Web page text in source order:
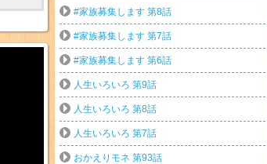
#家族募集します 第8話
#家族募集します 第7話
#家族募集します 第6話
人生いろいろ 第9話
人生いろいろ 第8話
人生いろいろ 第7話
おかえりモネ 第93話